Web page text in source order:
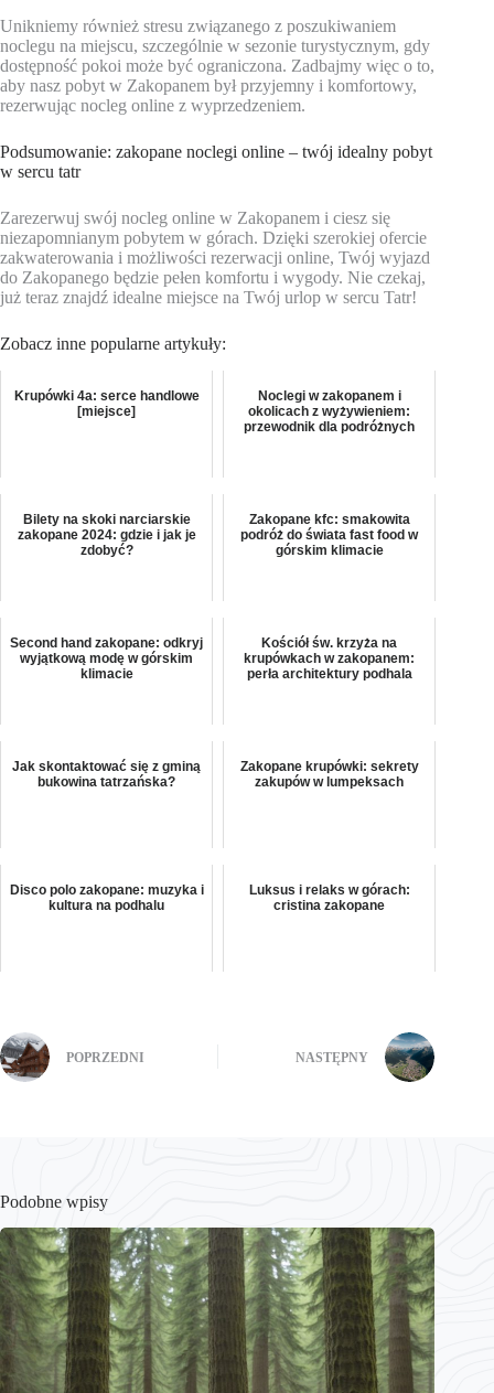
Unikniemy również stresu związanego z poszukiwaniem
noclegu na miejscu, szczególnie w sezonie turystycznym, gdy
dostępność pokoi może być ograniczona. Zadbajmy więc o to,
aby nasz pobyt w Zakopanem był przyjemny i komfortowy,
rezerwując nocleg online z wyprzedzeniem.
Podsumowanie: zakopane noclegi online – twój idealny pobyt
w sercu tatr
Zarezerwuj swój nocleg online w Zakopanem i ciesz się
niezapomnianym pobytem w górach. Dzięki szerokiej ofercie
zakwaterowania i możliwości rezerwacji online, Twój wyjazd
do Zakopanego będzie pełen komfortu i wygody. Nie czekaj,
już teraz znajdź idealne miejsce na Twój urlop w sercu Tatr!
Zobacz inne popularne artykuły:
Krupówki 4a: serce handlowe
[miejsce]
Noclegi w zakopanem i
okolicach z wyżywieniem:
przewodnik dla podróżnych
Bilety na skoki narciarskie
zakopane 2024: gdzie i jak je
zdobyć?
Zakopane kfc: smakowita
podróż do świata fast food w
górskim klimacie
Second hand zakopane: odkryj
wyjątkową modę w górskim
klimacie
Kościół św. krzyża na
krupówkach w zakopanem:
perła architektury podhala
Jak skontaktować się z gminą
bukowina tatrzańska?
Zakopane krupówki: sekrety
zakupów w lumpeksach
Disco polo zakopane: muzyka i
kultura na podhalu
Luksus i relaks w górach:
cristina zakopane
POPRZEDNI NASTĘPNY
Podobne wpisy